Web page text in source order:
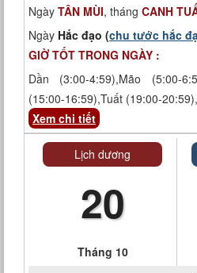
Ngày TÂN MÙI, tháng CANH
Ngày Hắc đạo (chu tước hắc
GIỜ TỐT TRONG NGÀY :
Dần (3:00-4:59),Mão (5:00-
(15:00-16:59),Tuất (19:00-
Xem chi tiết
Lịch dương
20
Tháng 10